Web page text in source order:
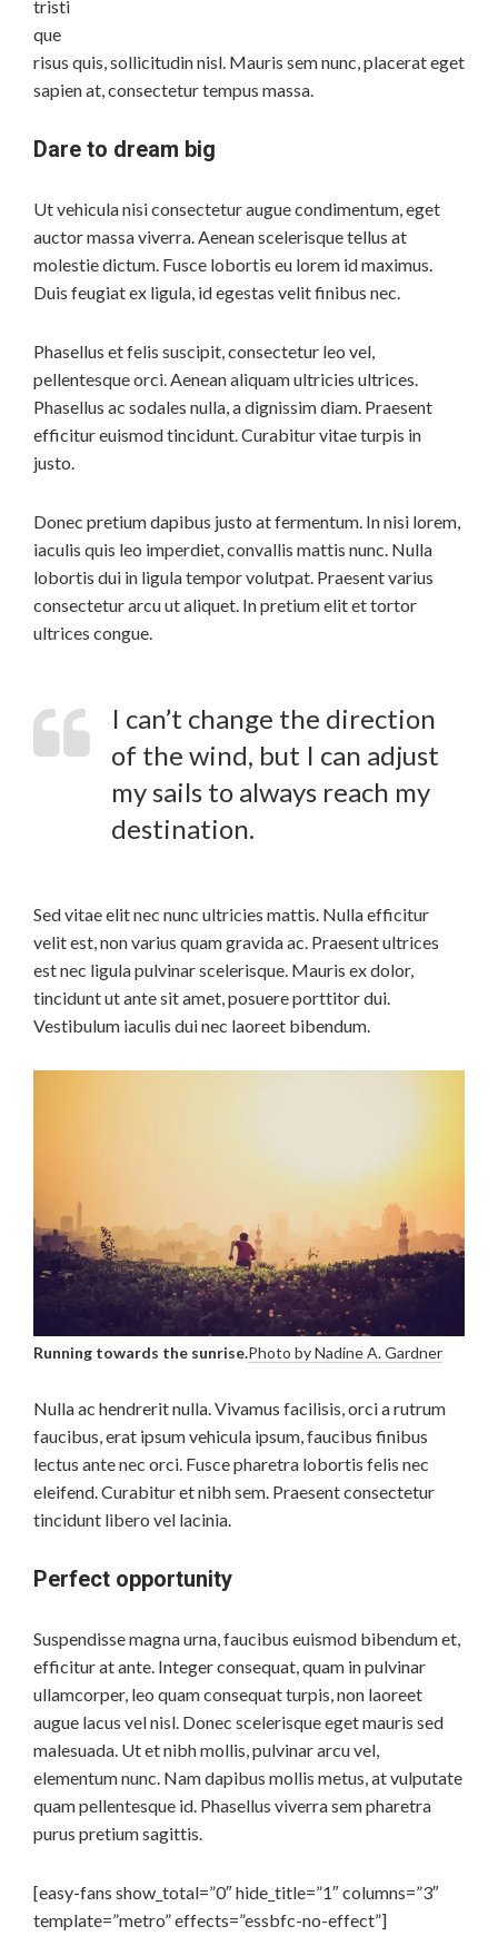
tristi
que
risus quis, sollicitudin nisl. Mauris sem nunc, placerat eget
sapien at, consectetur tempus massa.
Dare to dream big
Ut vehicula nisi consectetur augue condimentum, eget
auctor massa viverra. Aenean scelerisque tellus at
molestie dictum. Fusce lobortis eu lorem id maximus.
Duis feugiat ex ligula, id egestas velit finibus nec.
Phasellus et felis suscipit, consectetur leo vel,
pellentesque orci. Aenean aliquam ultricies ultrices.
Phasellus ac sodales nulla, a dignissim diam. Praesent
efficitur euismod tincidunt. Curabitur vitae turpis in
justo.
Donec pretium dapibus justo at fermentum. In nisi lorem,
iaculis quis leo imperdiet, convallis mattis nunc. Nulla
lobortis dui in ligula tempor volutpat. Praesent varius
consectetur arcu ut aliquet. In pretium elit et tortor
ultrices congue.
I can’t change the direction
of the wind, but I can adjust
my sails to always reach my
destination.
Sed vitae elit nec nunc ultricies mattis. Nulla efficitur
velit est, non varius quam gravida ac. Praesent ultrices
est nec ligula pulvinar scelerisque. Mauris ex dolor,
tincidunt ut ante sit amet, posuere porttitor dui.
Vestibulum iaculis dui nec laoreet bibendum.
Running towards the sunrise.Photo by Nadine A. Gardner
Nulla ac hendrerit nulla. Vivamus facilisis, orci a rutrum
faucibus, erat ipsum vehicula ipsum, faucibus finibus
lectus ante nec orci. Fusce pharetra lobortis felis nec
eleifend. Curabitur et nibh sem. Praesent consectetur
tincidunt libero vel lacinia.
Perfect opportunity
Suspendisse magna urna, faucibus euismod bibendum et,
efficitur at ante. Integer consequat, quam in pulvinar
ullamcorper, leo quam consequat turpis, non laoreet
augue lacus vel nisl. Donec scelerisque eget mauris sed
malesuada. Ut et nibh mollis, pulvinar arcu vel,
elementum nunc. Nam dapibus mollis metus, at vulputate
quam pellentesque id. Phasellus viverra sem pharetra
purus pretium sagittis.
[easy-fans show_total=”0″ hide_title=”1″ columns=”3″
template=”metro” effects=”essbfc-no-effect”]